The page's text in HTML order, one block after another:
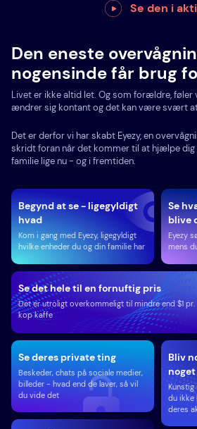
Se den i
Den eneste
nogensinde får brug
Livet er ikke altid let. Og som forældre, føler
ændrer sig kontant og det kan være svært
Det er derfor vi har skabt Eyezy, en
skridt foran når det kommer til at hjælpe
familie lige nu - og i fremtiden.
Begynd at se - ligegyldigt
hvad
Kom i gang med Eyezy, ligegyldigt
hvilke enheder du og din familie har
Se
blive
Eyezy
mens
Se deres private ting
Beskeder, chats på sociale medier,
billeder - hvad end de laver, så vil
du vide det
Se det hele til en fornuftig pris
Det er utroligt overkommeligt til mindre end $1
kop kaffe
Bliv
Kunstig
du ikke
deres